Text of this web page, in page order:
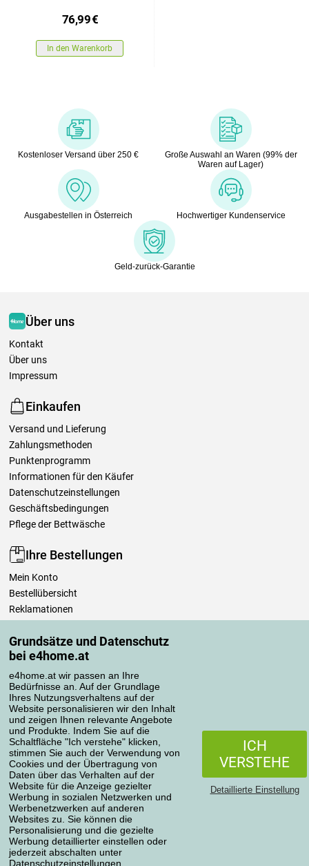
Grundsätze und Datenschutz
bei e4home.at
e4home.at wir passen an Ihre
Bedürfnisse an. Auf der Grundlage
Ihres Nutzungsverhaltens auf der
Website personalisieren wir den Inhalt
und zeigen Ihnen relevante Angebote
und Produkte. Indem Sie auf die
Schaltfläche "Ich verstehe" klicken,
stimmen Sie auch der Verwendung von
Cookies und der Übertragung von
Daten über das Verhalten auf der
Website für die Anzeige gezielter
Werbung in sozialen Netzwerken und
Werbenetzwerken auf anderen
Websites zu. Sie können die
Personalisierung und die gezielte
Werbung detaillierter einstellen oder
jederzeit abschalten unter
Datenschutzeinstellungen
ICH
VERSTEHE
Detaillierte Einstellung
76,99€
In den Warenkorb
Kostenloser Versand über 250 €
Große Auswahl an Waren (99% der
Waren auf Lager)
Ausgabestellen in Österreich Hochwertiger Kundenservice
Geld-zurück-Garantie
Über uns
Kontakt
Über uns
Impressum
Einkaufen
Versand und Lieferung
Zahlungsmethoden
Punktenprogramm
Informationen für den Käufer
Datenschutzeinstellungen
Geschäftsbedingungen
Pflege der Bettwäsche
Ihre Bestellungen
Mein Konto
Bestellübersicht
Reklamationen
Einfach mehr wissen
Richtlinien zur Verarbeitung von Bewertungen
Transportarten
Zahlungsmethoden
Datenschutzerklärung